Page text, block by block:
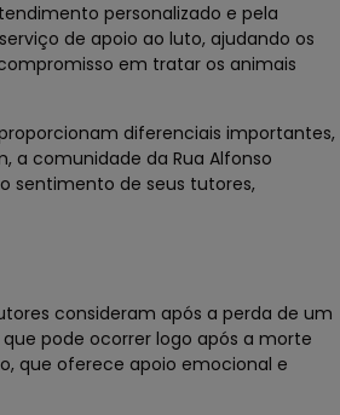
personalizado e pela
de apoio ao luto, ajudando os
em tratar os animais
diferenciais importantes,
a comunidade da Rua Alfonso
sentimento de seus tutores,
consideram após a perda de um
pode ocorrer logo após a morte
que oferece apoio emocional e